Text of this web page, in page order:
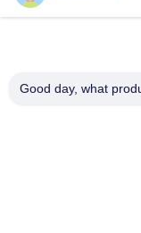
Good day, what